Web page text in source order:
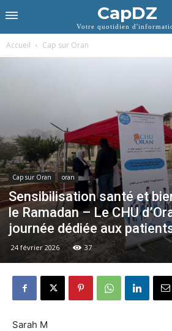
CapDZ
Votre quotidien
Accueil Cap sur Oran
Cap sur Oran oran
Sensibilisation santé et
le Ramadan – Le CHU
journée dédiée aux
24 février 2026 37
Sarah M